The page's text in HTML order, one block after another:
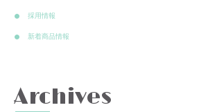
採用情報
新着商品情報
Archives